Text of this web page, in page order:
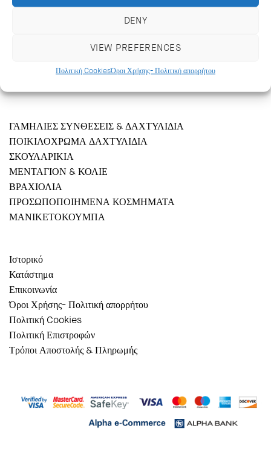
DENY
VIEW PREFERENCES
Πολιτική CookiesΌροι Χρήσης- Πολιτική απορρήτου
Κριεζώτου 14, Αθήνα 106 71
+302103627488, +302103629796
ΓΑΜΗΛΙΕΣ ΣΥΝΘΕΣΕΙΣ & ΔΑΧΤΥΛΙΔΙΑ
ΠΟΙΚΙΛΟΧΡΩΜΑ ΔΑΧΤΥΛΙΔΙΑ
ΣΚΟΥΛΑΡΙΚΙΑ
ΜΕΝΤΑΓΙΟΝ & ΚΟΛΙΕ
ΒΡΑΧΙΟΛΙΑ
ΠΡΟΣΩΠΟΠΟΙΗΜΕΝΑ ΚΟΣΜΗΜΑΤΑ
ΜΑΝΙΚΕΤΟΚΟΥΜΠΑ
Ιστορικό
Κατάστημα
Επικοινωνία
Όροι Χρήσης- Πολιτική απορρήτου
Πολιτική Cookies
Πολιτική Επιστροφών
Τρόποι Αποστολής & Πληρωμής